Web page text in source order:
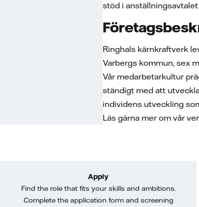
stöd i
Ringhals kärnkraftverk
Varbergs kommun, sex
Vår medarbetarkultur
ständigt med att
individens utveckling
Läs gärna mer om vår
Apply
Find the role that fits your skills and ambitions.
Complete the application form and screening